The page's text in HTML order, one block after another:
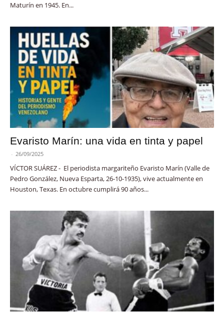
Maturín en 1945. En...
Evaristo Marín: una vida en tinta y papel
- 26/09/2025
VÍCTOR SUÁREZ - El periodista margariteño Evaristo Marín (Valle de
Pedro González, Nueva Esparta, 26-10-1935), vive actualmente en
Houston, Texas. En octubre cumplirá 90 años...